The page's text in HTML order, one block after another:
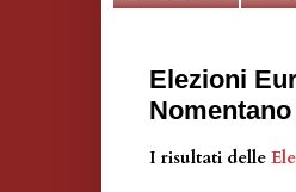
Elezioni
Nomentano
I risultati delle